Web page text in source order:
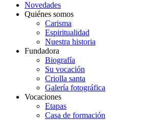
Novedades
Quiénes somos
Carisma
Espiritualidad
Nuestra historia
Fundadora
Biografía
Su vocación
Criolla santa
Galería fotográfica
Vocaciones
Etapas
Casa de formación